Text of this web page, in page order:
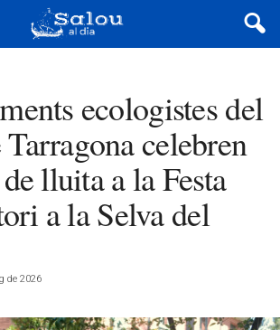
ecologistes del
celebren
lluita a la Festa
a la Selva del
de 2026